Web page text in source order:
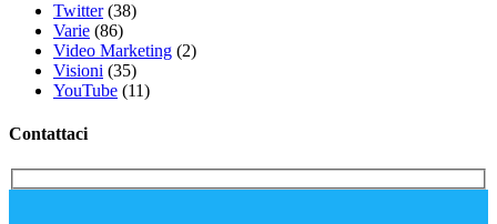
Twitter(38)
Varie (86)
Video Marketing (2)
Visioni (35)
YouTube (11)
Contattaci